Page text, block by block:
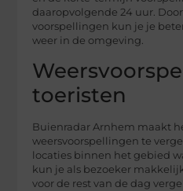
daaropvolgende 24 uur.
voorspellingen kun je je
weer in de omgeving.
toeristen
Buienradar Arnhem maakt
weersvoorspellingen te
locaties binnen het gebied
kun je als bezoeker
voor de rest van de dag